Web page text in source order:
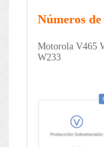
Números de
Motorola V465
W233